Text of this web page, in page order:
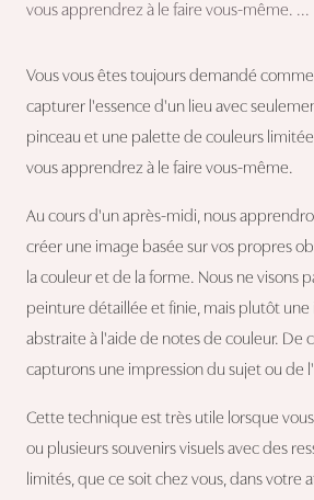
vous apprendrez à le faire vous-même. ...
Vous vous êtes toujours demandé
capturer l'essence d'un lieu avec
pinceau et une palette de couleurs
vous apprendrez à le faire vous-même.
Au cours d'un après-midi, nous
créer une image basée sur vos propres
la couleur et de la forme. Nous ne visons
peinture détaillée et finie, mais plutôt
abstraite à l'aide de notes de couleur. De
capturons une impression du sujet ou de
Cette technique est très utile lorsque
ou plusieurs souvenirs visuels avec des
limités, que ce soit chez vous, dans votre